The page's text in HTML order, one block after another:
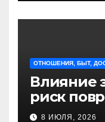
ОТНОШЕНИЯ, БЫТ,
Влияние
риск
8 ИЮЛЯ, 2026